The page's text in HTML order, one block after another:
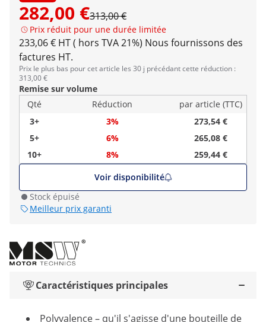
282,00 €313,00 €
Prix réduit pour une durée limitée
233,06 € HT ( hors TVA 21%) Nous fournissons des
factures HT.
Prix le plus bas pour cet article les 30 j précédant cette réduction :
313,00 €
Remise sur volume
Qté
Réduction
par article (TTC)
3+
3%
273,54 €
5+
6%
265,08 €
10+
8%
259,44 €
Voir disponibilité
Stock épuisé
Meilleur prix garanti
Caractéristiques principales
Polyvalence – qu'il s'agisse d'une bouteille de